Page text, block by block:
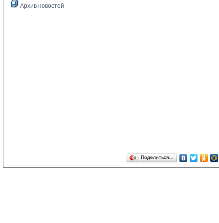
Архив новостей
Поделиться…